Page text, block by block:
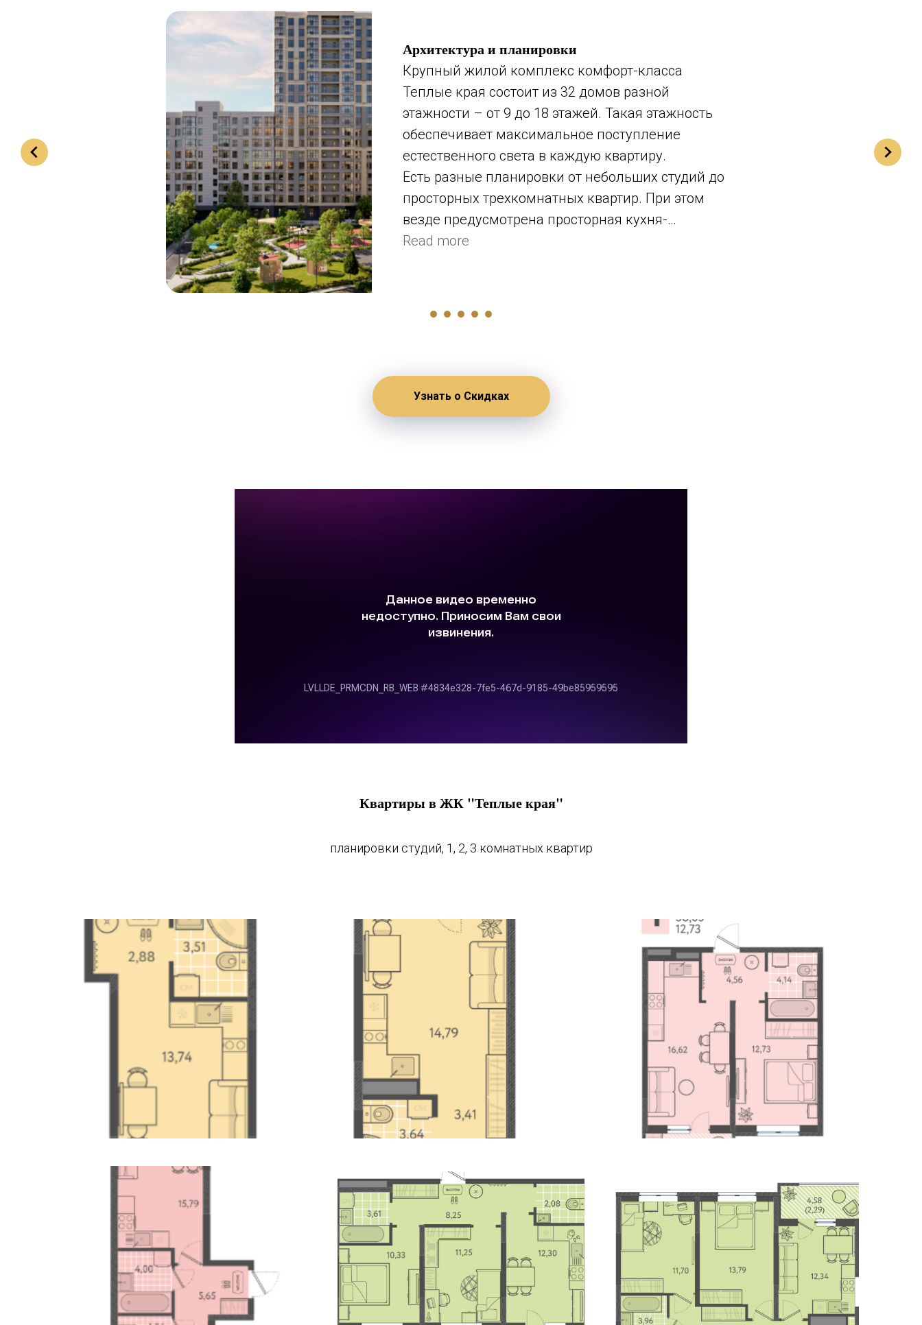
Архитектура и планировки
Крупный жилой комплекс комфорт-класса
Теплые края состоит из 32 домов разной
этажности – от 9 до 18 этажей. Такая этажность
обеспечивает максимальное поступление
естественного света в каждую квартиру.
Есть разные планировки от небольших студий до
просторных трехкомнатных квартир. При этом
везде предусмотрена просторная кухня-
столовая на европейский мотив.
Read more
Узнать о Скидках
Квартиры в ЖК "Теплые края"
планировки студий, 1, 2, 3 комнатных квартир
Студия
Площадь 21 М2
Узнать Цену Сейчас
Студия 1 Комнатная
Площадь: 39 М2
Узнать Цену Сейчас
1 Комнатная
Площадь: 40 М2
Узнать Цену Сейчас
2 Комнатная
Площадь: 49 М2
Узнать Цену Сейчас
2 Комнатная
Площадь: 56 М2
Узнать Цену Сейчас